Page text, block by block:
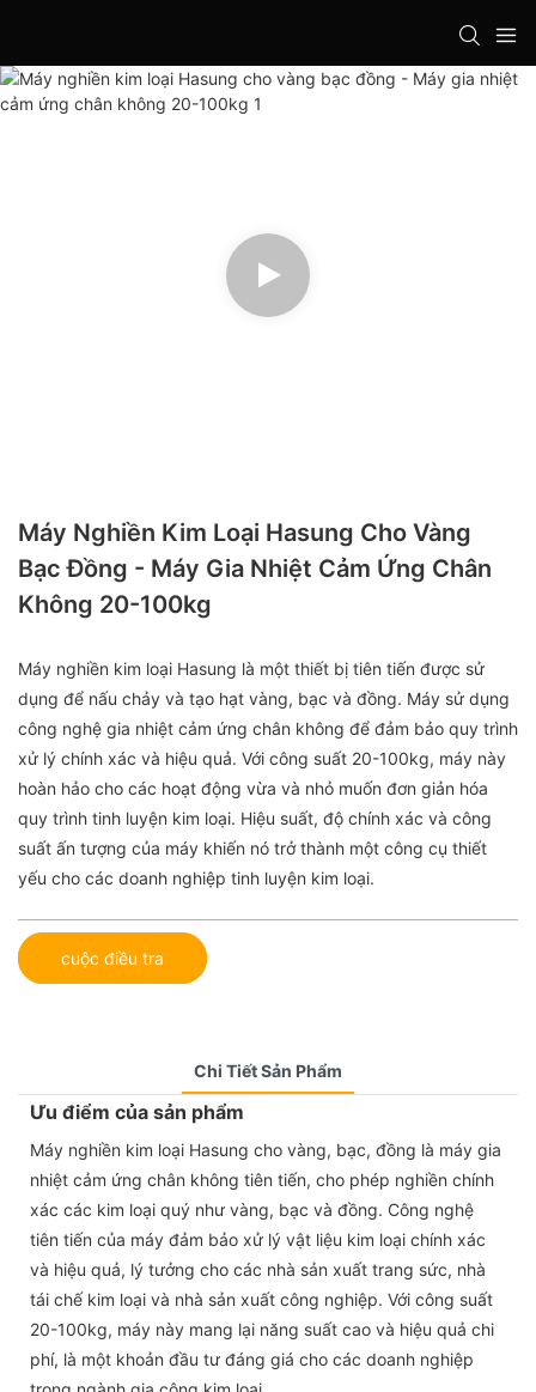
Máy Nghiền Kim Loại Hasung Cho Vàng
Bạc Đồng - Máy Gia Nhiệt Cảm Ứng Chân
Không 20-100kg
Máy nghiền kim loại Hasung là một thiết bị tiên tiến được sử
dụng để nấu chảy và tạo hạt vàng, bạc và đồng. Máy sử dụng
công nghệ gia nhiệt cảm ứng chân không để đảm bảo quy trình
xử lý chính xác và hiệu quả. Với công suất 20-100kg, máy này
hoàn hảo cho các hoạt động vừa và nhỏ muốn đơn giản hóa
quy trình tinh luyện kim loại. Hiệu suất, độ chính xác và công
suất ấn tượng của máy khiến nó trở thành một công cụ thiết
yếu cho các doanh nghiệp tinh luyện kim loại.
cuộc điều tra
Chi Tiết Sản Phẩm
Ưu điểm của sản phẩm
Máy nghiền kim loại Hasung cho vàng, bạc, đồng là máy gia
nhiệt cảm ứng chân không tiên tiến, cho phép nghiền chính
xác các kim loại quý như vàng, bạc và đồng. Công nghệ
tiên tiến của máy đảm bảo xử lý vật liệu kim loại chính xác
và hiệu quả, lý tưởng cho các nhà sản xuất trang sức, nhà
tái chế kim loại và nhà sản xuất công nghiệp. Với công suất
20-100kg, máy này mang lại năng suất cao và hiệu quả chi
phí, là một khoản đầu tư đáng giá cho các doanh nghiệp